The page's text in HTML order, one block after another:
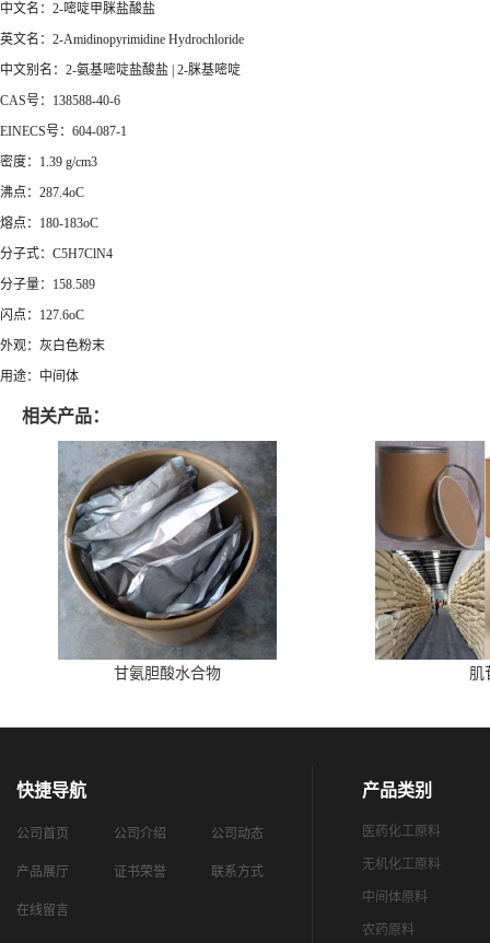
中文名：2-嘧啶甲脒盐酸盐
英文名：2-Amidinopyrimidine Hydrochloride
中文别名：2-氨基嘧啶盐酸盐 | 2-脒基嘧啶
CAS号：138588-40-6
EINECS号：604-087-1
密度：1.39 g/cm3
沸点：287.4oC
熔点：180-183oC
分子式：C5H7ClN4
分子量：158.589
闪点：127.6oC
外观：灰白色粉末
用途：中间体
相关产品：
甘氨胆酸水合物 肌
快捷导航
公司首页 公司介绍 公司动态
产品展厅 证书荣誉 联系方式
在线留言
产品类别
医药化工原料
无机化工原料
中间体原料
农药原料